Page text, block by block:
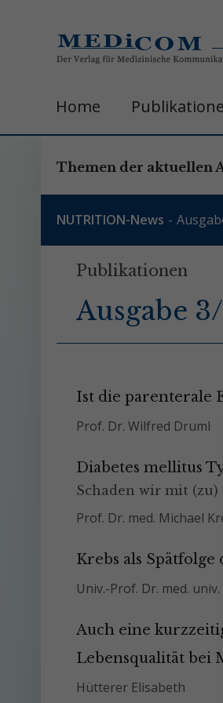
Home
Themen der aktuellen
NUTRITION-News
Publikationen
Ausgabe 3/
Ist die parenterale
Prof. Dr. Wilfred Druml
Diabetes mellitus
Schaden wir mit (zu)
Prof. Dr. med. Michael
Krebs als Spätfolge
Univ.-Prof. Dr. med.
Auch eine
Lebensqualität bei
Hütterer Elisabeth